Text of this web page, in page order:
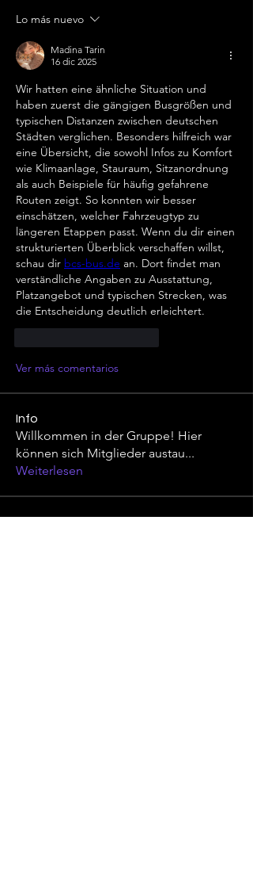
Lo más nuevo
Madina Tarin
16 dic 2025
Wir hatten eine ähnliche Situation und
haben zuerst die gängigen Busgrößen und
typischen Distanzen zwischen deutschen
Städten verglichen. Besonders hilfreich war
eine Übersicht, die sowohl Infos zu Komfort
wie Klimaanlage, Stauraum, Sitzanordnung
als auch Beispiele für häufig gefahrene
Routen zeigt. So konnten wir besser
einschätzen, welcher Fahrzeugtyp zu
längeren Etappen passt. Wenn du dir einen
strukturierten Überblick verschaffen willst,
schau dir bcs-bus.de an. Dort findet man
verständliche Angaben zu Ausstattung,
Platzangebot und typischen Strecken, was
die Entscheidung deutlich erleichtert.
Ver más comentarios
Info
Willkommen in der Gruppe! Hier
können sich Mitglieder austau...
Weiterlesen